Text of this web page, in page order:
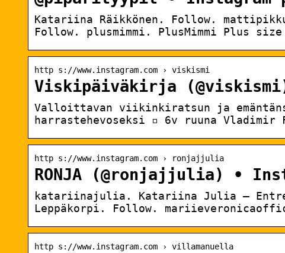
Katariina Räikkönen. Follow.
Follow. plusmimmi. PlusMimmi Plus
http s://www.instagram.com › viskismi
Viskipäiväkirja
Valloittavan viikinkiratsun ja
harrastehevoseksi ▫️ 6v ruuna Vladimir
http s://www.instagram.com › ronjajjulia
RONJA (@ronjajjulia) •
katariinajulia. Katariina Julia –
Leppäkorpi. Follow.
http s://www.instagram.com › villamanuella